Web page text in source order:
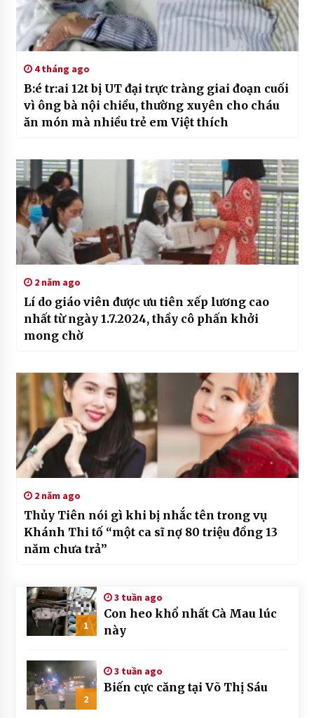
4 tháng ago
B:é tr:ai 12t bị UT đại trực tràng giai đoạn cuối
vì ông bà nội chiều, thường xuyên cho cháu
ăn món mà nhiều trẻ em Việt thích
2 năm ago
Lí do giáo viên được ưu tiên xếp lương cao
nhất từ ngày 1.7.2024, thầy cô phấn khởi
mong chờ
2 năm ago
Thủy Tiên nói gì khi bị nhắc tên trong vụ
Khánh Thi tố “một ca sĩ nợ 80 triệu đồng 13
năm chưa trả”
1
3 tuần ago
Con heo khổ nhất Cà Mau lúc
này
2
3 tuần ago
Biến cực căng tại Võ Thị Sáu